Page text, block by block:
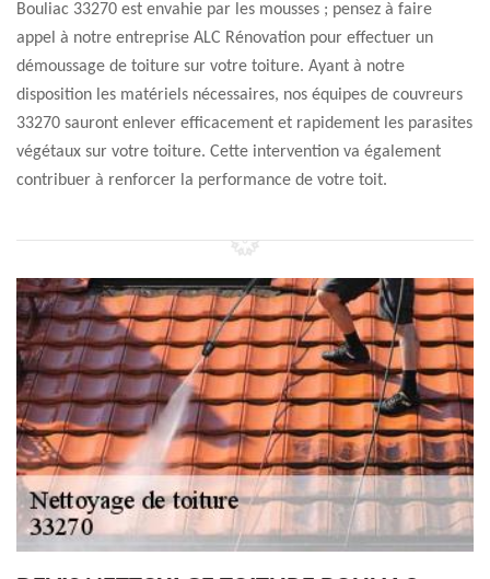
Bouliac 33270 est envahie par les mousses ; pensez à faire
appel à notre entreprise ALC Rénovation pour effectuer un
démoussage de toiture sur votre toiture. Ayant à notre
disposition les matériels nécessaires, nos équipes de couvreurs
33270 sauront enlever efficacement et rapidement les parasites
végétaux sur votre toiture. Cette intervention va également
contribuer à renforcer la performance de votre toit.